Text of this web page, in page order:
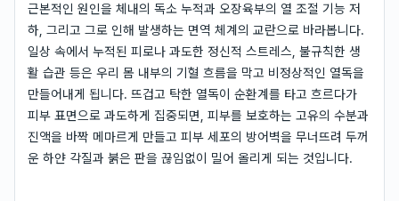
근본적인 원인을 체내의 독소 누적과 오장육부의 열 조절 기능 저
하, 그리고 그로 인해 발생하는 면역 체계의 교란으로 바라봅니다.
일상 속에서 누적된 피로나 과도한 정신적 스트레스, 불규칙한 생
활 습관 등은 우리 몸 내부의 기혈 흐름을 막고 비정상적인 열독을
만들어내게 됩니다. 뜨겁고 탁한 열독이 순환계를 타고 흐르다가
피부 표면으로 과도하게 집중되면, 피부를 보호하는 고유의 수분과
진액을 바짝 메마르게 만들고 피부 세포의 방어벽을 무너뜨려 두꺼
운 하얀 각질과 붉은 판을 끊임없이 밀어 올리게 되는 것입니다.